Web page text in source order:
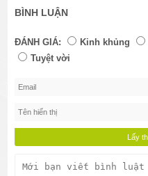
BÌNH LUẬN
ĐÁNH GIÁ: Kinh khủng
Tuyệt vời